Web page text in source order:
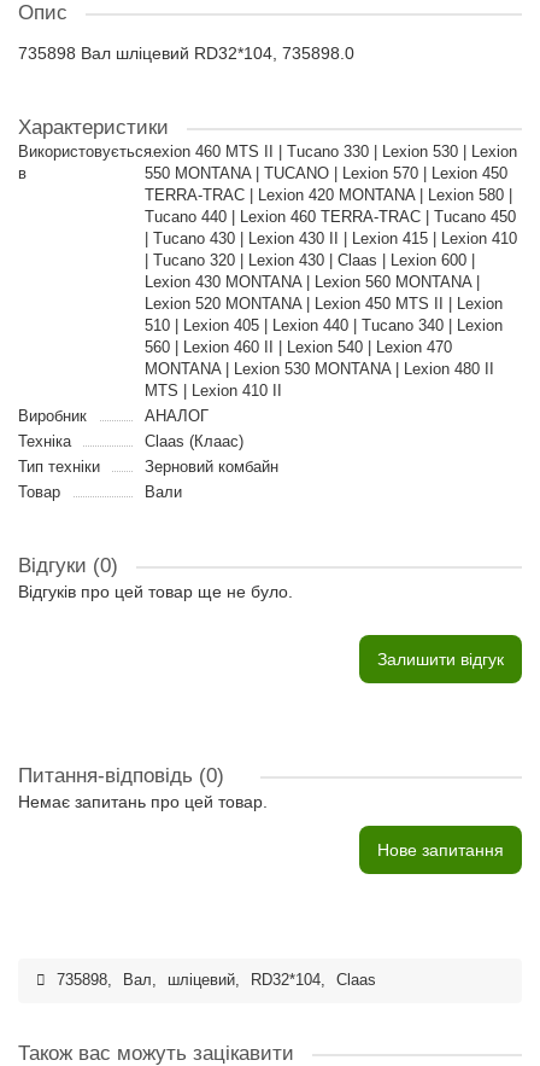
Опис
735898 Вал шліцевий RD32*104, 735898.0
Характеристики
Використовується
в
Lexion 460 MTS II | Tucano 330 | Lexion 530 | Lexion
550 MONTANA | TUCANO | Lexion 570 | Lexion 450
TERRA-TRAC | Lexion 420 MONTANA | Lexion 580 |
Tucano 440 | Lexion 460 TERRA-TRAC | Tucano 450
| Tucano 430 | Lexion 430 II | Lexion 415 | Lexion 410
| Tucano 320 | Lexion 430 | Claas | Lexion 600 |
Lexion 430 MONTANA | Lexion 560 MONTANA |
Lexion 520 MONTANA | Lexion 450 MTS II | Lexion
510 | Lexion 405 | Lexion 440 | Tucano 340 | Lexion
560 | Lexion 460 II | Lexion 540 | Lexion 470
MONTANA | Lexion 530 MONTANA | Lexion 480 II
MTS | Lexion 410 II
Виробник
АНАЛОГ
Техніка
Claas (Клаас)
Тип техніки
Зерновий комбайн
Товар
Вали
Відгуки (0)
Відгуків про цей товар ще не було.
Залишити відгук
Питання-відповідь (0)
Немає запитань про цей товар.
Нове запитання
735898, Вал, шліцевий, RD32*104, Claas
Також вас можуть зацікавити